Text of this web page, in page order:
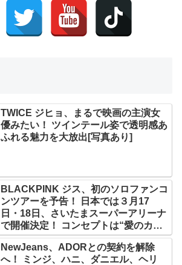
TWICE ジヒョ、まるで映画の主演女
優みたい！ ツインテール姿で透明感あ
ふれる魅力を大放出[写真あり]
BLACKPINK ジス、初のソロファンコ
ンツアーを予告！ 日本では３月17
日・18日、さいたまスーパーアリーナ
で開催決定！ コンセプトは“愛のカケ
ラ”！？ 14日には新アルバム
『AMORTAGE』もリリース
NewJeans、ADORとの契約を解除
へ！ ミンジ、ハニ、ダニエル、ヘリ